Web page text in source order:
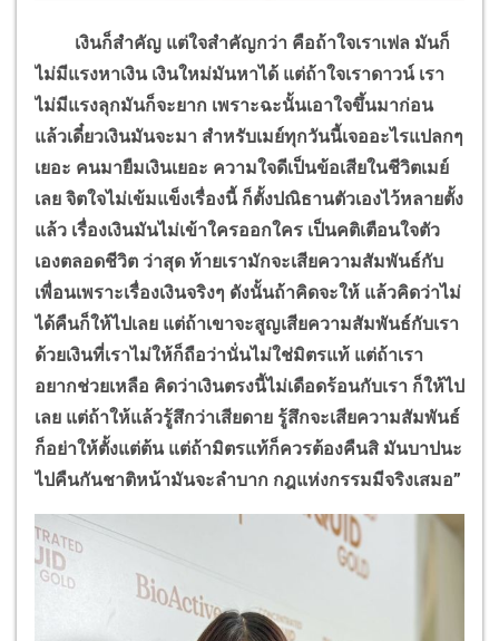
เงินก็สำคัญ แต่ใจสำคัญกว่า คือถ้าใจเราเฟล มันก็
ไม่มีแรงหาเงิน เงินใหม่มันหาได้ แต่ถ้าใจเราดาวน์ เรา
ไม่มีแรงลุกมันก็จะยาก เพราะฉะนั้นเอาใจขึ้นมาก่อน
แล้วเดี๋ยวเงินมันจะมา สำหรับเมย์ทุกวันนี้เจออะไรแปลกๆ
เยอะ คนมายืมเงินเยอะ ความใจดีเป็นข้อเสียในชีวิตเมย์
เลย จิตใจไม่เข้มแข็งเรื่องนี้ ก็ตั้งปณิธานตัวเองไว้หลายตั้ง
แล้ว เรื่องเงินมันไม่เข้าใครออกใคร เป็นคติเตือนใจตัว
เองตลอดชีวิต ว่าสุด ท้ายเรามักจะเสียความสัมพันธ์กับ
เพื่อนเพราะเรื่องเงินจริงๆ ดังนั้นถ้าคิดจะให้ แล้วคิดว่าไม่
ได้คืนก็ให้ไปเลย แต่ถ้าเขาจะสูญเสียความสัมพันธ์กับเรา
ด้วยเงินที่เราไม่ให้ก็ถือว่านั่นไม่ใช่มิตรแท้ แต่ถ้าเรา
อยากช่วยเหลือ คิดว่าเงินตรงนี้ไม่เดือดร้อนกับเรา ก็ให้ไป
เลย แต่ถ้าให้แล้วรู้สึกว่าเสียดาย รู้สึกจะเสียความสัมพันธ์
ก็อย่าให้ตั้งแต่ต้น แต่ถ้ามิตรแท้ก็ควรต้องคืนสิ มันบาปนะ
ไปคืนกันชาติหน้ามันจะลำบาก กฎแห่งกรรมมีจริงเสมอ”